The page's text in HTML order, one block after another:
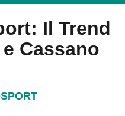
Il Trend
Cassano
SPORT